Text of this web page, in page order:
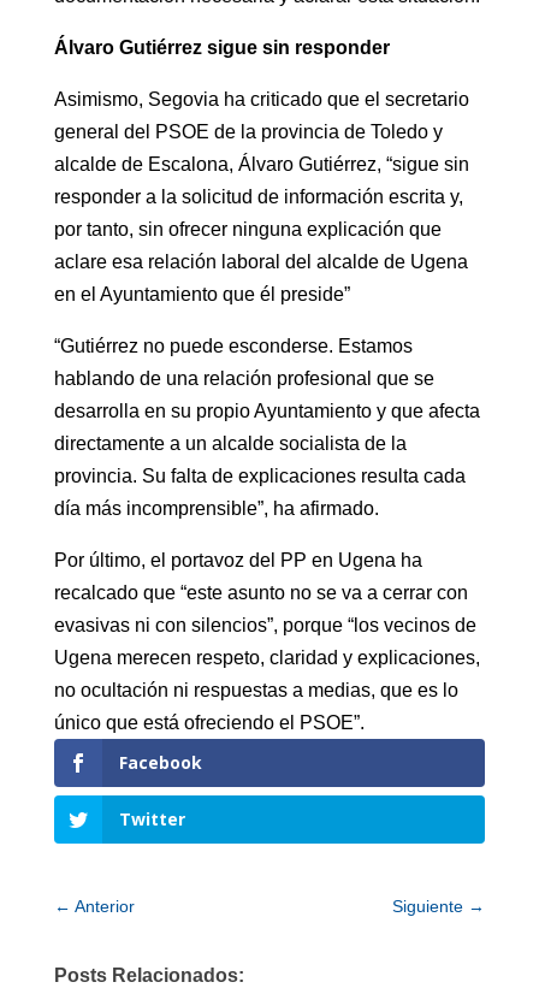
Álvaro Gutiérrez sigue sin responder
Asimismo, Segovia ha criticado que el secretario
general del PSOE de la provincia de Toledo y
alcalde de Escalona, Álvaro Gutiérrez, “sigue sin
responder a la solicitud de información escrita y,
por tanto, sin ofrecer ninguna explicación que
aclare esa relación laboral del alcalde de Ugena
en el Ayuntamiento que él preside”
“Gutiérrez no puede esconderse. Estamos
hablando de una relación profesional que se
desarrolla en su propio Ayuntamiento y que afecta
directamente a un alcalde socialista de la
provincia. Su falta de explicaciones resulta cada
día más incomprensible”, ha afirmado.
Por último, el portavoz del PP en Ugena ha
recalcado que “este asunto no se va a cerrar con
evasivas ni con silencios”, porque “los vecinos de
Ugena merecen respeto, claridad y explicaciones,
no ocultación ni respuestas a medias, que es lo
único que está ofreciendo el PSOE”.
Facebook
Twitter
← Anterior Siguiente →
Posts Relacionados: